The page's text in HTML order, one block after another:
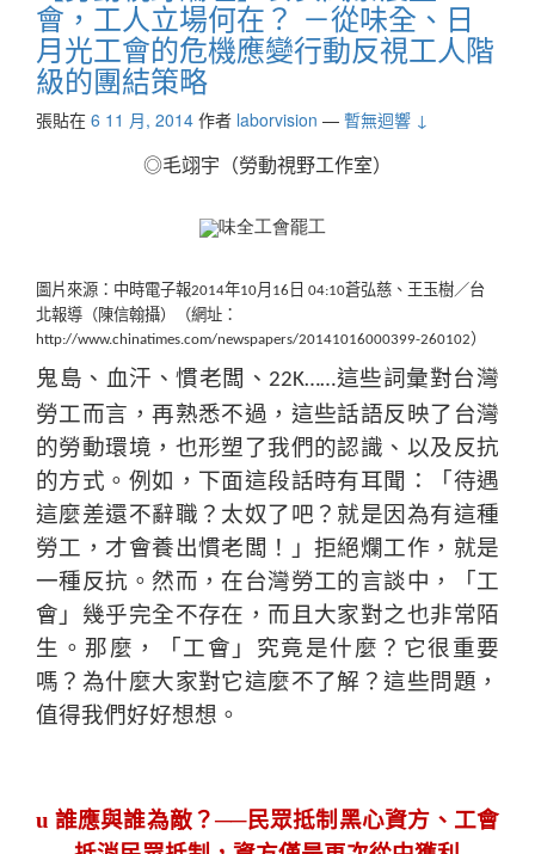
會，工人立場何在？ －從味全、日
月光工會的危機應變行動反視工人階
級的團結策略
張貼在 6 11 月, 2014 作者 laborvision — 暫無迴響 ↓
◎毛翊宇（勞動視野工作室）
圖片來源：中時電子報2014年10月 16 日 04:10蒼弘慈、王玉樹／台
北報導（陳信翰攝）（網址：
http://www.chinatimes.com/newspapers/20141016000399-260102）
鬼島、血汗、慣老闆、 22K……這些詞彙對台灣
勞工而言，再熟悉不過，這些話語反映了台灣
的勞動環境，也形塑了我們的認識、以及反抗
的方式。例如，下面這段話時有耳聞：「待遇
這麼差還不辭職？太奴了吧？就是因為有這種
勞工，才會養出慣老闆！」拒絕爛工作，就是
一種反抗。然而，在台灣勞工的言談中，「工
會」幾乎完全不存在，而且大家對之也非常陌
生。那麼，「工會」究竟是什麼？它很重要
嗎？為什麼大家對它這麼不了解？這些問題，
值得我們好好想想。
u 誰應與誰為敵？──民眾抵制黑心資方、工會